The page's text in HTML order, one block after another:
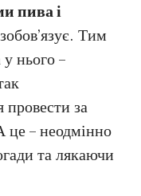
пива і
Тим
нього –
провести за
це – неодмінно
та лякаючи